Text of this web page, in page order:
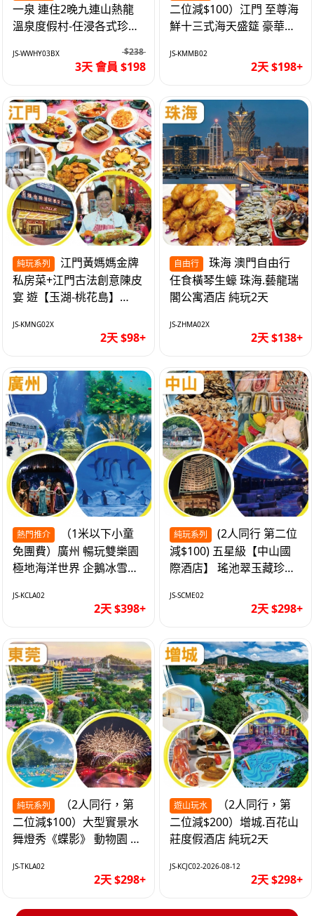
一泉 連住2晚九連山熱龍
溫泉度假村-任浸各式珍稀
JS-WWHY03BX $238
3天 會員 $198
二位減$100）江門 至尊海
鮮十三式海天盛筵 豪華三
2天
JS-KMMB02
2天 $198+
純玩系列
私房菜+江門古法創意陳皮
宴 遊【玉湖-桃花島】
純玩2天
JS-KMNG02X
2天 $98+
自由行
任食橫琴生蠔 珠海.藝龍瑞
閣公寓酒店 純玩2天
JS-ZHMA02X
2天 $138+
熱門推介
免團費）廣州 暢玩雙樂園
極地海洋世界 企鵝冰雪世
JS-KCLA02
2天 $398+
純玩系列
減$100) 五星級【中山國
際酒店】 瑤池翠玉藏珍盅
JS-SCME02
2天 $298+
純玩系列
二位減$100）大型實景水
舞燈秀《蝶影》 動物園 水
純玩2天
JS-TKLA02
2天 $298+
遊山玩水
二位減$200）增城.百花山
莊度假酒店 純玩2天
JS-KCJC02-2026-08-12
2天 $298+